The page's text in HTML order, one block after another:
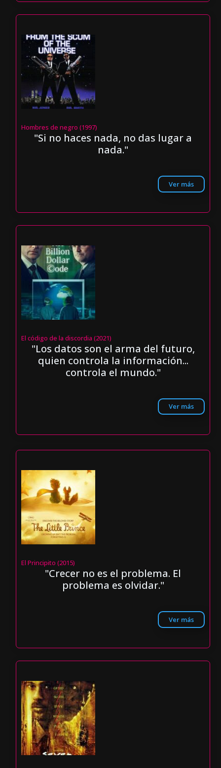
Hombres de negro (1997)
"Si no haces nada, no das lugar a
nada."
Ver más
El código de la discordia (2021)
"Los datos son el arma del futuro,
quien controla la información...
controla el mundo."
Ver más
El Principito (2015)
"Crecer no es el problema. El
problema es olvidar."
Ver más